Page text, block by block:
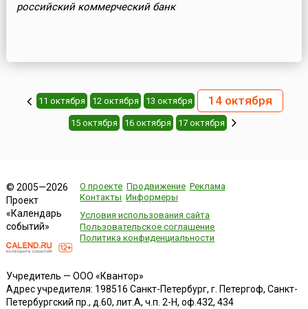
российский коммерческий банк
11 октября 12 октября 13 октября 14 октября
15 октября 16 октября 17 октября
© 2005—2026
Проект
«Календарь
событий»
О проекте Продвижение Реклама
Контакты Информеры
Условия использования сайта
Пользовательское соглашение
Политика конфиденциальности
Учредитель — ООО «Квантор»
Адрес учредителя: 198516 Санкт-Петербург, г. Петергоф, Санкт-
Петербургский пр., д.60, лит.А, ч.п. 2-Н, оф.432, 434